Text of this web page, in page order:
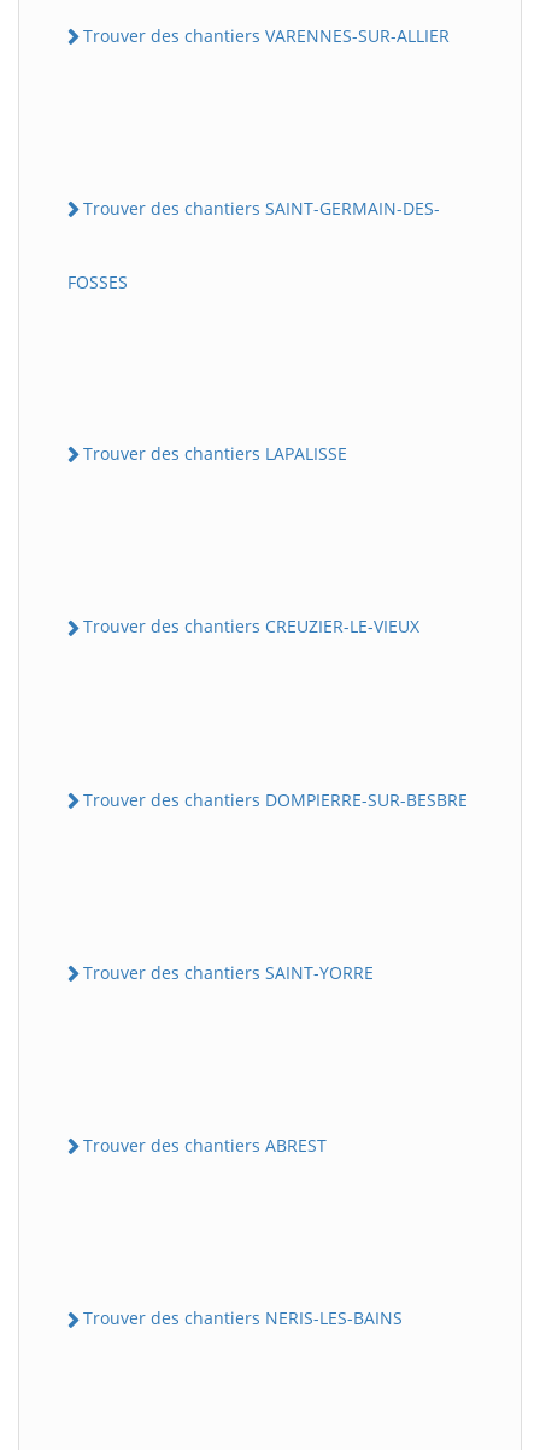
Trouver des chantiers VARENNES-SUR-ALLIER
Trouver des chantiers SAINT-GERMAIN-DES-
FOSSES
Trouver des chantiers LAPALISSE
Trouver des chantiers CREUZIER-LE-VIEUX
Trouver des chantiers DOMPIERRE-SUR-BESBRE
Trouver des chantiers SAINT-YORRE
Trouver des chantiers ABREST
Trouver des chantiers NERIS-LES-BAINS